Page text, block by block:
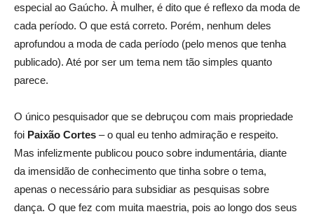
especial ao Gaúcho. À mulher, é dito que é reflexo da moda de
cada período. O que está correto. Porém, nenhum deles
aprofundou a moda de cada período (pelo menos que tenha
publicado). Até por ser um tema nem tão simples quanto
parece.
O único pesquisador que se debruçou com mais propriedade
foi Paixão Cortes – o qual eu tenho admiração e respeito.
Mas infelizmente publicou pouco sobre indumentária, diante
da imensidão de conhecimento que tinha sobre o tema,
apenas o necessário para subsidiar as pesquisas sobre
dança. O que fez com muita maestria, pois ao longo dos seus